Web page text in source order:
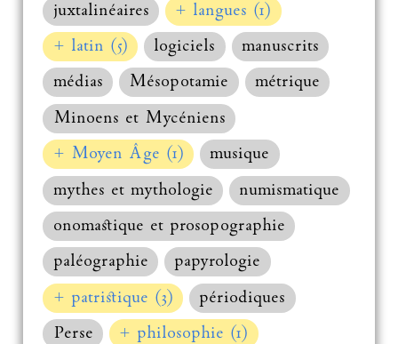
juxtalinéaires
+ langues (1)
+ latin (5)
logiciels
manuscrits
médias
Mésopotamie
métrique
Minoens et Mycéniens
+ Moyen Âge (1)
musique
mythes et mythologie
numismatique
onomastique et prosopographie
paléographie
papyrologie
+ patristique (3)
périodiques
Perse
+ philosophie (1)